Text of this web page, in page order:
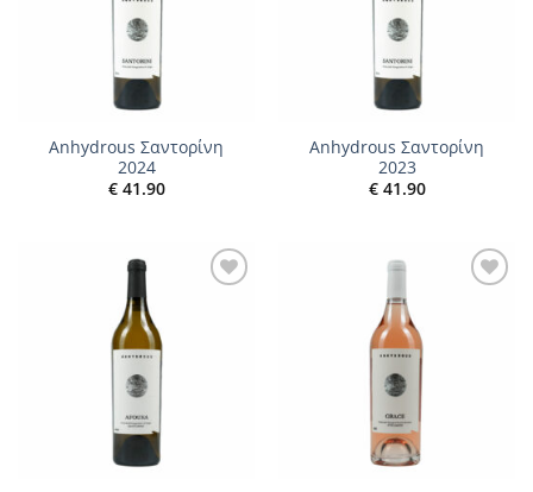
Anhydrous Σαντορίνη
2024
€41.90
Anhydrous Σαντορίνη
2023
€41.90